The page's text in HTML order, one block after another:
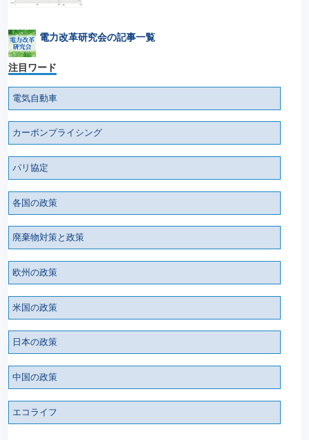
電力改革研究会の記事一覧
注目ワード
電気自動車
カーボンプライシング
パリ協定
各国の政策
廃棄物対策と政策
欧州の政策
米国の政策
日本の政策
中国の政策
エコライフ